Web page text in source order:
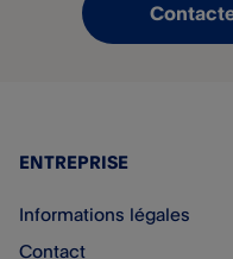
ENTREPRISE
Informations légales
Contact